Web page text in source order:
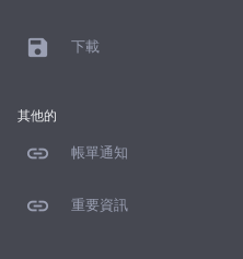
save 下載
其他的
link 帳單通知
link 重要資訊